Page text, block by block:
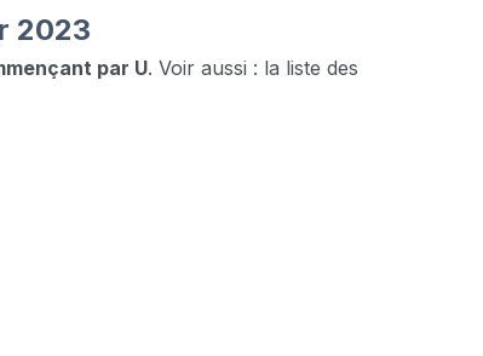
2023
par U. Voir aussi : la liste des